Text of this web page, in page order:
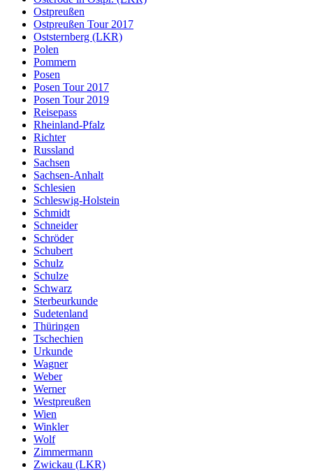
Ostpreußen
Ostpreußen Tour 2017
Oststernberg (LKR)
Polen
Pommern
Posen
Posen Tour 2017
Posen Tour 2019
Reisepass
Rheinland-Pfalz
Richter
Russland
Sachsen
Sachsen-Anhalt
Schlesien
Schleswig-Holstein
Schmidt
Schneider
Schröder
Schubert
Schulz
Schulze
Schwarz
Sterbeurkunde
Sudetenland
Thüringen
Tschechien
Urkunde
Wagner
Weber
Werner
Westpreußen
Wien
Winkler
Wolf
Zimmermann
Zwickau (LKR)